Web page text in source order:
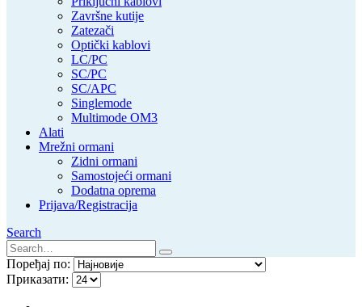
Završne kutije
Zatezači
Optički kablovi
LC/PC
SC/PC
SC/APC
Singlemode
Multimode OM3
Alati
Mrežni ormani
Zidni ormani
Samostojeći ormani
Dodatna oprema
Prijava/Registracija
Search
Поређај по:
Приказати: